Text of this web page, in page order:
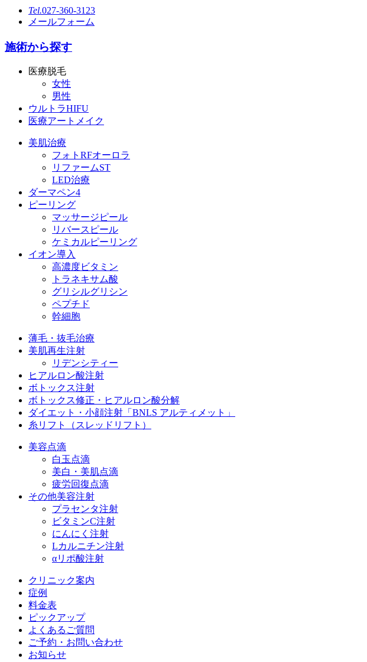
Tel.027-360-3123
メールフォーム
施術から探す
医療脱毛
女性
男性
ウルトラHIFU
医療アートメイク
美肌治療
フォトRFオーロラ
リファームST
LED治療
ダーマペン4
ピーリング
マッサージピール
リバースピール
ケミカルピーリング
イオン導入
高濃度ビタミン
トラネキサム酸
グリシルグリシン
ペプチド
幹細胞
薄毛・抜毛治療
美肌再生注射
リデンシティー
ヒアルロン酸注射
ボトックス注射
ボトックス修正・ヒアルロン酸分解
ダイエット・小顔注射 「BNLS アルティメット」
糸リフト（スレッドリフト）
美容点滴
白玉点滴
美白・美肌点滴
疲労回復点滴
その他美容注射
プラセンタ注射
ビタミンC注射
にんにく注射
Lカルニチン注射
αリポ酸注射
クリニック案内
症例
料金表
ピックアップ
よくあるご質問
ご予約・お問い合わせ
お知らせ